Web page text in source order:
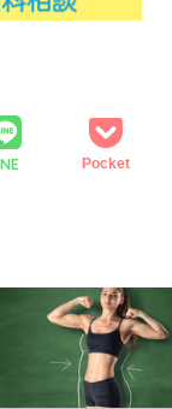
Pocket